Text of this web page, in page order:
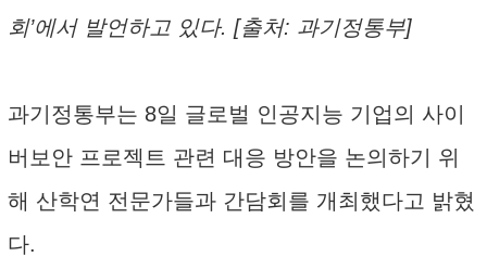
회’에서 발언하고 있다. [출처: 과기정통부]
과기정통부는 8일 글로벌 인공지능 기업의 사이
버보안 프로젝트 관련 대응 방안을 논의하기 위
해 산학연 전문가들과 간담회를 개최했다고 밝혔
다.